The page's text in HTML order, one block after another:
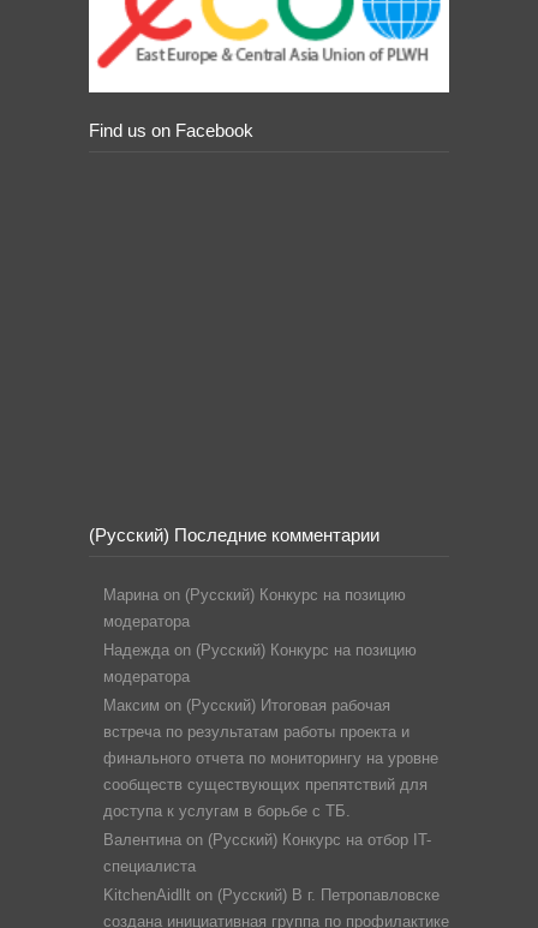
Find us on Facebook
(Русский) Последние комментарии
Марина on (Русский) Конкурс на позицию
модератора
Надежда on (Русский) Конкурс на позицию
модератора
Максим on (Русский) Итоговая рабочая
встреча по результатам работы проекта и
финального отчета по мониторингу на уровне
сообществ существующих препятствий для
доступа к услугам в борьбе с ТБ.
Валентина on (Русский) Конкурс на отбор IT-
специалиста
KitchenAidllt on (Русский) В г. Петропавловске
создана инициативная группа по профилактике